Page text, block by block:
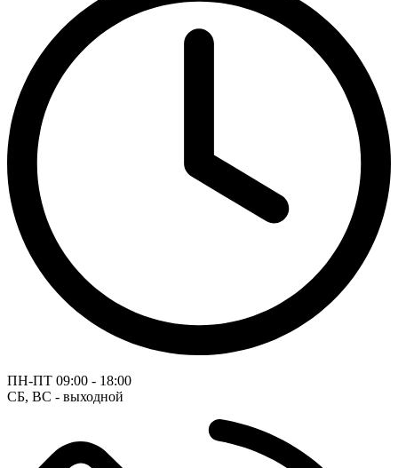
ПН-ПТ 09:00 - 18:00
СБ, ВС - выходной